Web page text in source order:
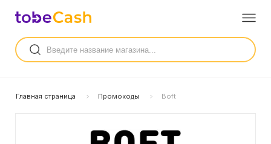
Главная страница Промокоды Boft